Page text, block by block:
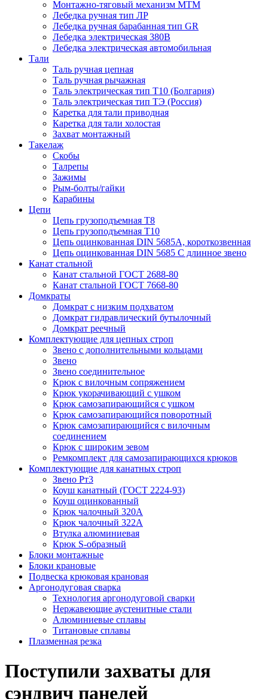
Монтажно-тяговый механизм МТМ
Лебедка ручная тип ЛР
Лебедка ручная барабанная тип GR
Лебедка электрическая 380В
Лебедка электрическая автомобильная
Тали
Таль ручная цепная
Таль ручная рычажная
Таль электрическая тип Т10 (Болгария)
Таль электрическая тип ТЭ (Россия)
Каретка для тали приводная
Каретка для тали холостая
Захват монтажный
Такелаж
Скобы
Талрепы
Зажимы
Рым-болты/гайки
Карабины
Цепи
Цепь грузоподъемная Т8
Цепь грузоподъемная Т10
Цепь оцинкованная DIN 5685A, короткозвенная
Цепь оцинкованная DIN 5685 С длинное звено
Канат стальной
Канат стальной ГОСТ 2688-80
Канат стальной ГОСТ 7668-80
Домкраты
Домкрат с низким подхватом
Домкрат гидравлический бутылочный
Домкрат реечный
Комплектующие для цепных строп
Звено с дополнительными кольцами
Звено
Звено соединительное
Крюк с вилочным сопряжением
Крюк укорачивающий с ушком
Крюк самозапирающийся с ушком
Крюк самозапирающийся поворотный
Крюк самозапирающийся с вилочным
соединением
Крюк с широким зевом
Ремкомплект для самозапирающихся крюков
Комплектующие для канатных строп
Звено Рт3
Коуш канатный (ГОСТ 2224-93)
Коуш оцинкованный
Крюк чалочный 320А
Крюк чалочный 322А
Втулка алюминиевая
Крюк S-образный
Блоки монтажные
Блоки крановые
Подвеска крюковая крановая
Аргонодуговая сварка
Технология аргонодуговой сварки
Нержавеющие аустенитные стали
Алюминиевые сплавы
Титановые сплавы
Плазменная резка
Поступили захваты для
сэндвич панелей